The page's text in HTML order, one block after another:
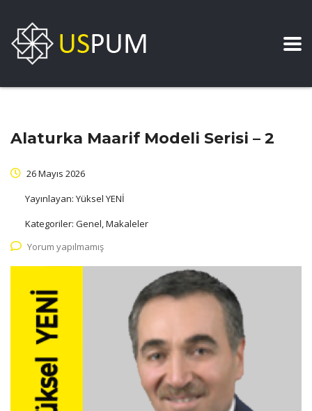
Alaturka Maarif Modeli Serisi – 2
26 Mayıs 2026
Yayınlayan: Yüksel YENİ
Kategoriler: Genel, Makaleler
Yorum yapılmamış